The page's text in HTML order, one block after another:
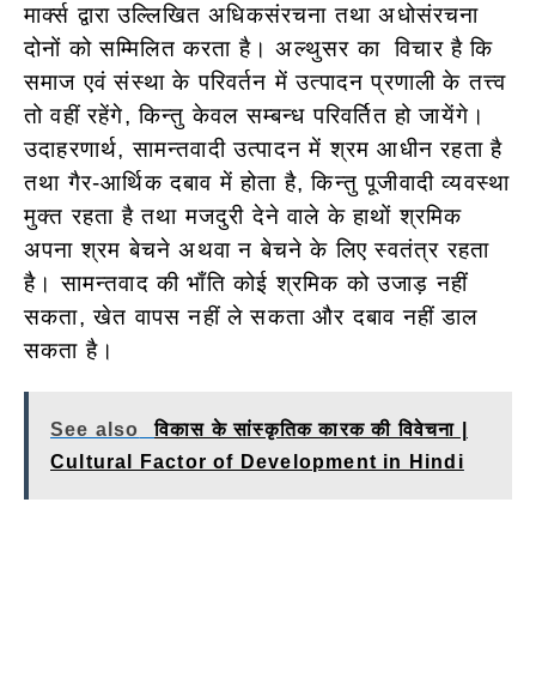
मार्क्स द्वारा उल्लिखित अधिकसंरचना तथा अधोसंरचना
दोनों को सम्मिलित करता है। अल्थुसर का विचार है कि
समाज एवं संस्था के परिवर्तन में उत्पादन प्रणाली के तत्त्व
तो वहीं रहेंगे, किन्तु केवल सम्बन्ध परिवर्तित हो जायेंगे।
उदाहरणार्थ, सामन्तवादी उत्पादन में श्रम आधीन रहता है
तथा गैर-आर्थिक दबाव में होता है, किन्तु पूजीवादी व्यवस्था
मुक्त रहता है तथा मजदुरी देने वाले के हाथों श्रमिक
अपना श्रम बेचने अथवा न बेचने के लिए स्वतंत्र रहता
है। सामन्तवाद की भाँति कोई श्रमिक को उजाड़ नहीं
सकता, खेत वापस नहीं ले सकता और दबाव नहीं डाल
सकता है।
See also
विकास के सांस्कृतिक कारक की विवेचना |
Cultural Factor of Development in Hindi